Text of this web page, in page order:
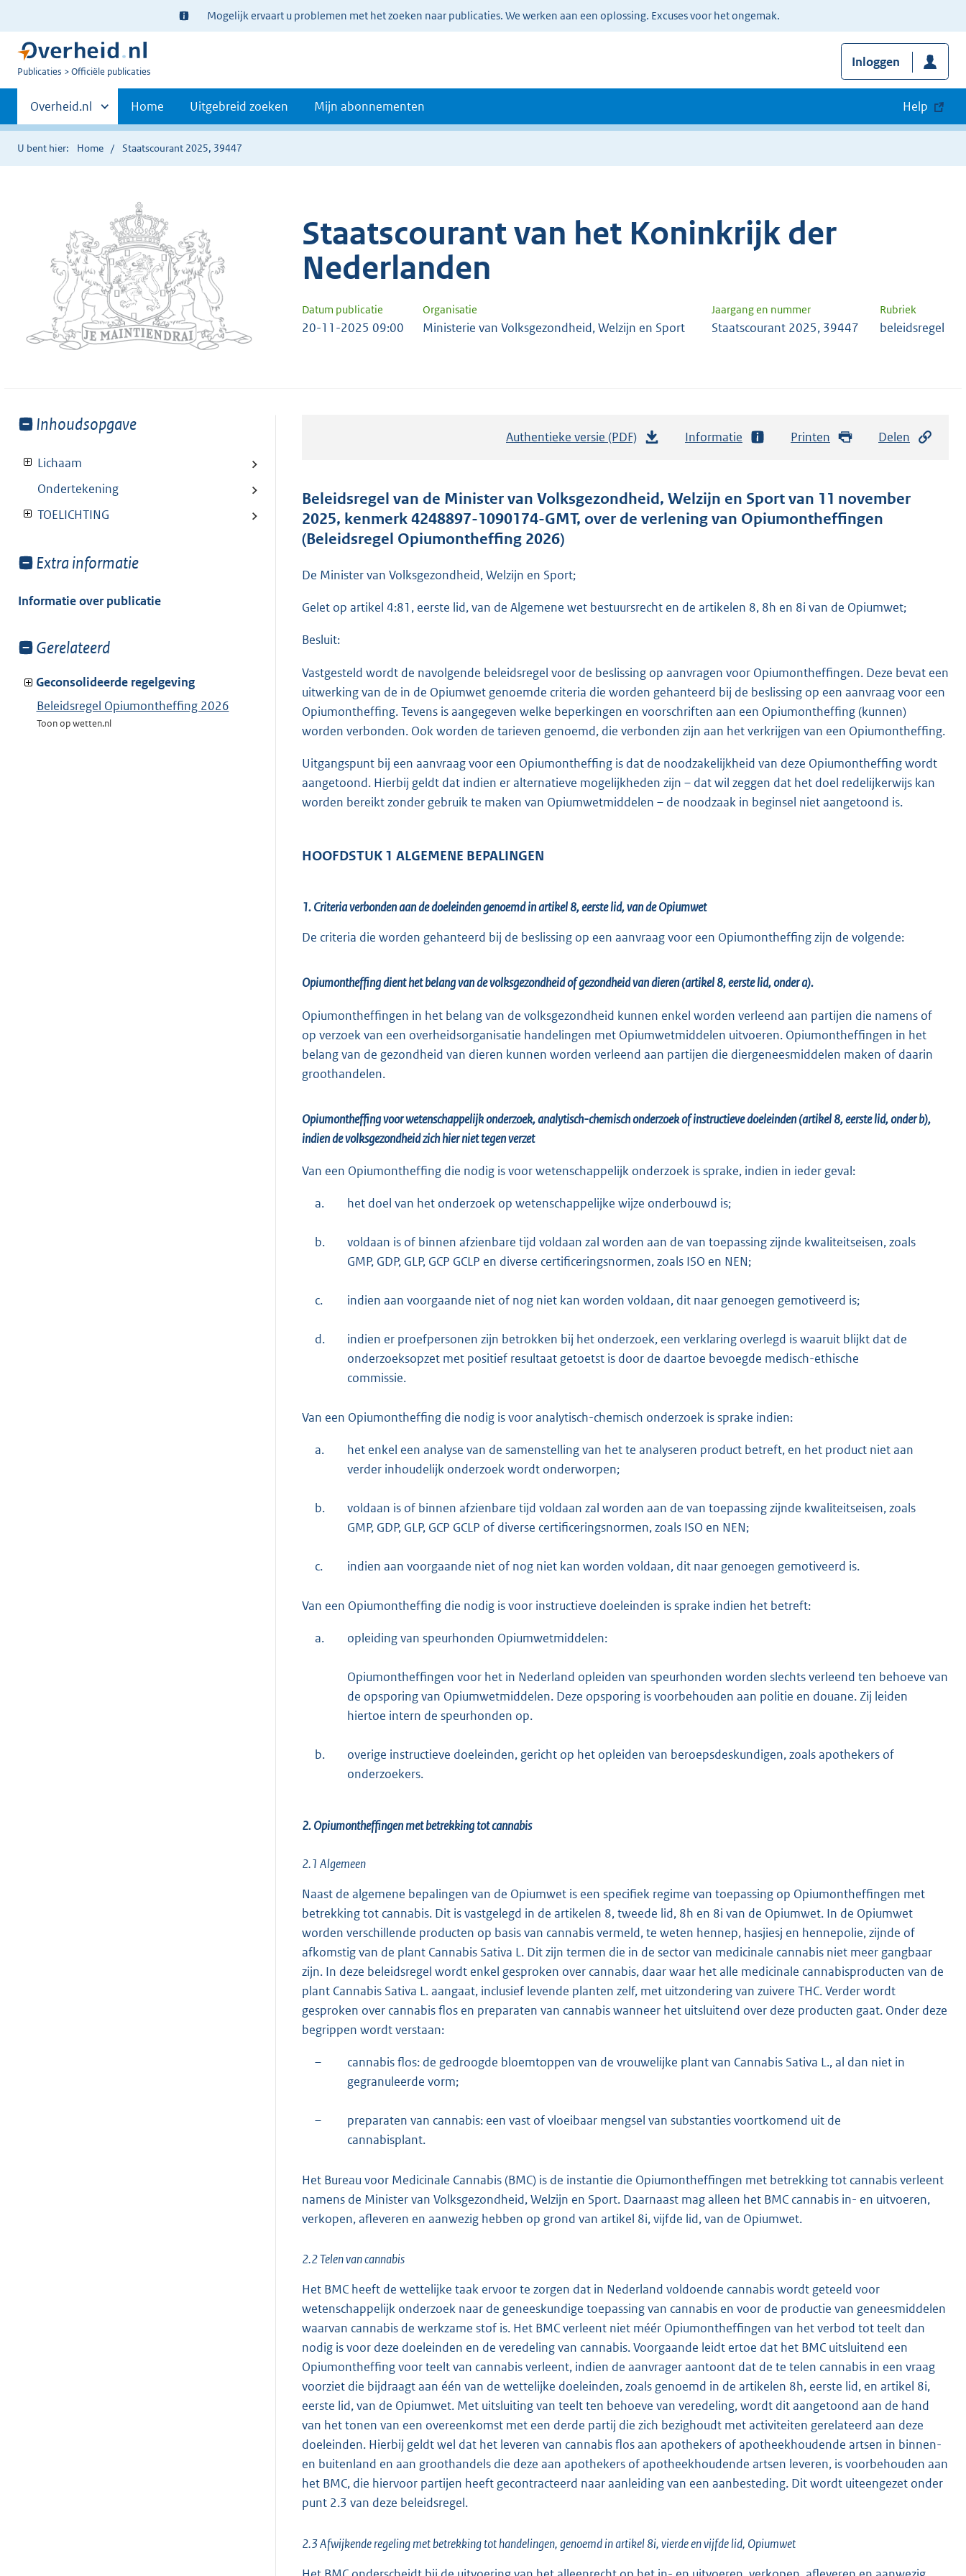
Ter
informatie:
Mogelijk ervaart u problemen met het zoeken naar publicaties. We werken aan een oplossing. Excuses voor het ongemak.
U
Publicaties Officiële publicaties
Inloggen
Primaire
navigatie
Andere
sites
binnen
Overheid.nl Home Uitgebreid zoeken Mijn abonnementen Help
U bent hier: Home Staatscourant 2025, 39447
Staatscourant van het Koninkrijk der
Nederlanden
Datum publicatie Organisatie Jaargang en nummer Rubriek
20-11-2025 09:00 Ministerie van Volksgezondheid, Welzijn en Sport Staatscourant 2025, 39447 beleidsregel
Toon
van:
Inhoudsopgave
Lichaam
Ondertekening
TOELICHTING
Toon
van:
Extra informatie
Informatie over publicatie
Toon
van:
Gerelateerd
Geconsolideerde regelgeving
Beleidsregel Opiumontheffing 2026
Toon op wetten.nl
Authentieke versie (PDF)
t
a
r
t
t
e
:
0
8
K
Informatie Printen Delen
Beleidsregel van de Minister van Volksgezondheid, Welzijn en Sport van 11 november
2025, kenmerk 4248897-1090174-GMT, over de verlening van Opiumontheffingen
(Beleidsregel Opiumontheffing 2026)
De Minister van Volksgezondheid, Welzijn en Sport;
Gelet op artikel 4:81, eerste lid, van de Algemene wet bestuursrecht en de artikelen 8, 8h en 8i van de Opiumwet;
Besluit:
Vastgesteld wordt de navolgende beleidsregel voor de beslissing op aanvragen voor Opiumontheffingen. Deze bevat een
uitwerking van de in de Opiumwet genoemde criteria die worden gehanteerd bij de beslissing op een aanvraag voor een
Opiumontheffing. Tevens is aangegeven welke beperkingen en voorschriften aan een Opiumontheffing (kunnen)
worden verbonden. Ook worden de tarieven genoemd, die verbonden zijn aan het verkrijgen van een Opiumontheffing.
Uitgangspunt bij een aanvraag voor een Opiumontheffing is dat de noodzakelijkheid van deze Opiumontheffing wordt
aangetoond. Hierbij geldt dat indien er alternatieve mogelijkheden zijn – dat wil zeggen dat het doel redelijkerwijs kan
worden bereikt zonder gebruik te maken van Opiumwetmiddelen – de noodzaak in beginsel niet aangetoond is.
HOOFDSTUK 1 ALGEMENE BEPALINGEN
1. Criteria verbonden aan de doeleinden genoemd in artikel 8, eerste lid, van de Opiumwet
De criteria die worden gehanteerd bij de beslissing op een aanvraag voor een Opiumontheffing zijn de volgende:
Opiumontheffing dient het belang van de volksgezondheid of gezondheid van dieren (artikel 8, eerste lid, onder a).
Opiumontheffingen in het belang van de volksgezondheid kunnen enkel worden verleend aan partijen die namens of
op verzoek van een overheidsorganisatie handelingen met Opiumwetmiddelen uitvoeren. Opiumontheffingen in het
belang van de gezondheid van dieren kunnen worden verleend aan partijen die diergeneesmiddelen maken of daarin
groothandelen.
Opiumontheffing voor wetenschappelijk onderzoek, analytisch-chemisch onderzoek of instructieve doeleinden (artikel 8, eerste lid, onder b),
indien de volksgezondheid zich hier niet tegen verzet
Van een Opiumontheffing die nodig is voor wetenschappelijk onderzoek is sprake, indien in ieder geval:
a. het doel van het onderzoek op wetenschappelijke wijze onderbouwd is;
b.
voldaan is of binnen afzienbare tijd voldaan zal worden aan de van toepassing zijnde kwaliteitseisen, zoals
GMP, GDP, GLP, GCP GCLP en diverse certificeringsnormen, zoals ISO en NEN;
c. indien aan voorgaande niet of nog niet kan worden voldaan, dit naar genoegen gemotiveerd is;
d.
indien er proefpersonen zijn betrokken bij het onderzoek, een verklaring overlegd is waaruit blijkt dat de
onderzoeksopzet met positief resultaat getoetst is door de daartoe bevoegde medisch-ethische
commissie.
Van een Opiumontheffing die nodig is voor analytisch-chemisch onderzoek is sprake indien:
a.
het enkel een analyse van de samenstelling van het te analyseren product betreft, en het product niet aan
verder inhoudelijk onderzoek wordt onderworpen;
b.
voldaan is of binnen afzienbare tijd voldaan zal worden aan de van toepassing zijnde kwaliteitseisen, zoals
GMP, GDP, GLP, GCP GCLP of diverse certificeringsnormen, zoals ISO en NEN;
c. indien aan voorgaande niet of nog niet kan worden voldaan, dit naar genoegen gemotiveerd is.
Van een Opiumontheffing die nodig is voor instructieve doeleinden is sprake indien het betreft:
a. opleiding van speurhonden Opiumwetmiddelen:
Opiumontheffingen voor het in Nederland opleiden van speurhonden worden slechts verleend ten behoeve van
de opsporing van Opiumwetmiddelen. Deze opsporing is voorbehouden aan politie en douane. Zij leiden
hiertoe intern de speurhonden op.
b.
overige instructieve doeleinden, gericht op het opleiden van beroepsdeskundigen, zoals apothekers of
onderzoekers.
2. Opiumontheffingen met betrekking tot cannabis
2.1 Algemeen
Naast de algemene bepalingen van de Opiumwet is een specifiek regime van toepassing op Opiumontheffingen met
betrekking tot cannabis. Dit is vastgelegd in de artikelen 8, tweede lid, 8h en 8i van de Opiumwet. In de Opiumwet
worden verschillende producten op basis van cannabis vermeld, te weten hennep, hasjiesj en hennepolie, zijnde of
afkomstig van de plant Cannabis Sativa L. Dit zijn termen die in de sector van medicinale cannabis niet meer gangbaar
zijn. In deze beleidsregel wordt enkel gesproken over cannabis, daar waar het alle medicinale cannabisproducten van de
plant Cannabis Sativa L. aangaat, inclusief levende planten zelf, met uitzondering van zuivere THC. Verder wordt
gesproken over cannabis flos en preparaten van cannabis wanneer het uitsluitend over deze producten gaat. Onder deze
begrippen wordt verstaan:
–
cannabis flos: de gedroogde bloemtoppen van de vrouwelijke plant van Cannabis Sativa L., al dan niet in
gegranuleerde vorm;
–
preparaten van cannabis: een vast of vloeibaar mengsel van substanties voortkomend uit de
cannabisplant.
Het Bureau voor Medicinale Cannabis (BMC) is de instantie die Opiumontheffingen met betrekking tot cannabis verleent
namens de Minister van Volksgezondheid, Welzijn en Sport. Daarnaast mag alleen het BMC cannabis in- en uitvoeren,
verkopen, afleveren en aanwezig hebben op grond van artikel 8i, vijfde lid, van de Opiumwet.
2.2 Telen van cannabis
Het BMC heeft de wettelijke taak ervoor te zorgen dat in Nederland voldoende cannabis wordt geteeld voor
wetenschappelijk onderzoek naar de geneeskundige toepassing van cannabis en voor de productie van geneesmiddelen
waarvan cannabis de werkzame stof is. Het BMC verleent niet méér Opiumontheffingen van het verbod tot teelt dan
nodig is voor deze doeleinden en de veredeling van cannabis. Voorgaande leidt ertoe dat het BMC uitsluitend een
Opiumontheffing voor teelt van cannabis verleent, indien de aanvrager aantoont dat de te telen cannabis in een vraag
voorziet die bijdraagt aan één van de wettelijke doeleinden, zoals genoemd in de artikelen 8h, eerste lid, en artikel 8i,
eerste lid, van de Opiumwet. Met uitsluiting van teelt ten behoeve van veredeling, wordt dit aangetoond aan de hand
van het tonen van een overeenkomst met een derde partij die zich bezighoudt met activiteiten gerelateerd aan deze
doeleinden. Hierbij geldt wel dat het leveren van cannabis flos aan apothekers of apotheekhoudende artsen in binnen-
en buitenland en aan groothandels die deze aan apothekers of apotheekhoudende artsen leveren, is voorbehouden aan
het BMC, die hiervoor partijen heeft gecontracteerd naar aanleiding van een aanbesteding. Dit wordt uiteengezet onder
punt 2.3 van deze beleidsregel.
2.3 Afwijkende regeling met betrekking tot handelingen, genoemd in artikel 8i, vierde en vijfde lid, Opiumwet